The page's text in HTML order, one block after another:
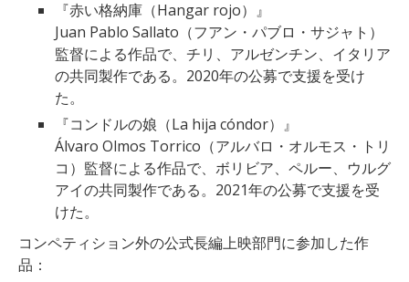
『赤い格納庫（Hangar rojo）』
Juan Pablo Sallato（フアン・パブロ・サジャト）
監督による作品で、チリ、アルゼンチン、イタリア
の共同製作である。2020年の公募で支援を受け
た。
『コンドルの娘（La hija cóndor）』
Álvaro Olmos Torrico（アルバロ・オルモス・トリ
コ）監督による作品で、ボリビア、ペルー、ウルグ
アイの共同製作である。2021年の公募で支援を受
けた。
コンペティション外の公式長編上映部門に参加した作
品：